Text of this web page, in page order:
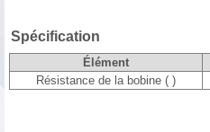
Spécification
Élément
Résistance de la bobine ( )